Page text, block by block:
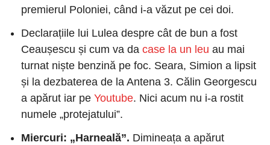
premierul Poloniei, când i-a văzut pe cei doi.
Declarațiile lui Lulea despre cât de bun a fost
Ceaușescu și cum va da case la un leu au mai
turnat niște benzină pe foc. Seara, Simion a lipsit
și la dezbaterea de la Antena 3. Călin Georgescu
a apărut iar pe Youtube. Nici acum nu i-a rostit
numele „protejatului”.
Miercuri: „Harneală”. Dimineața a apărut